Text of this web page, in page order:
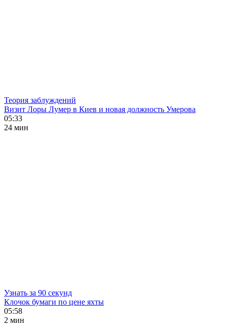
Теория заблуждений
Визит Лоры Лумер в Киев и новая должность Умерова
05:33
24 мин
Узнать за 90 секунд
Клочок бумаги по цене яхты
05:58
2 мин